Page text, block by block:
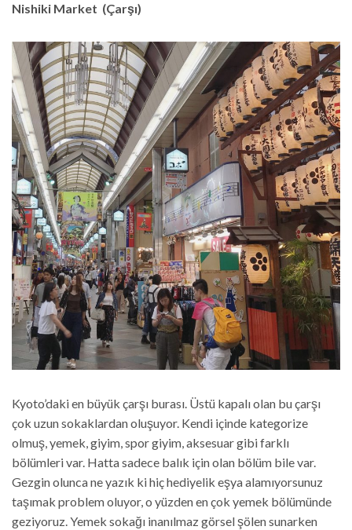
Nishiki Market (Çarşı)
Kyoto’daki en büyük çarşı burası. Üstü kapalı olan bu çarşı
çok uzun sokaklardan oluşuyor. Kendi içinde kategorize
olmuş, yemek, giyim, spor giyim, aksesuar gibi farklı
bölümleri var. Hatta sadece balık için olan bölüm bile var.
Gezgin olunca ne yazık ki hiç hediyelik eşya alamıyorsunuz
taşımak problem oluyor, o yüzden en çok yemek bölümünde
geziyoruz. Yemek sokağı inanılmaz görsel şölen sunarken